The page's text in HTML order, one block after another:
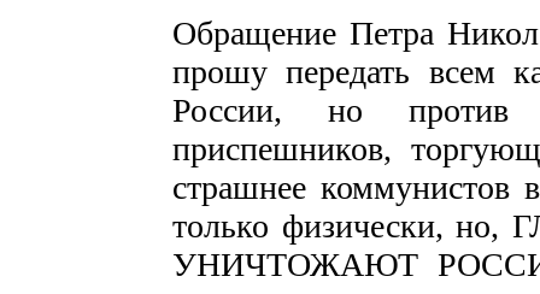
Обращение Петра
прошу передать всем
России, но
приспешников,
страшнее коммунистов
только физически,
УНИЧТОЖАЮТ